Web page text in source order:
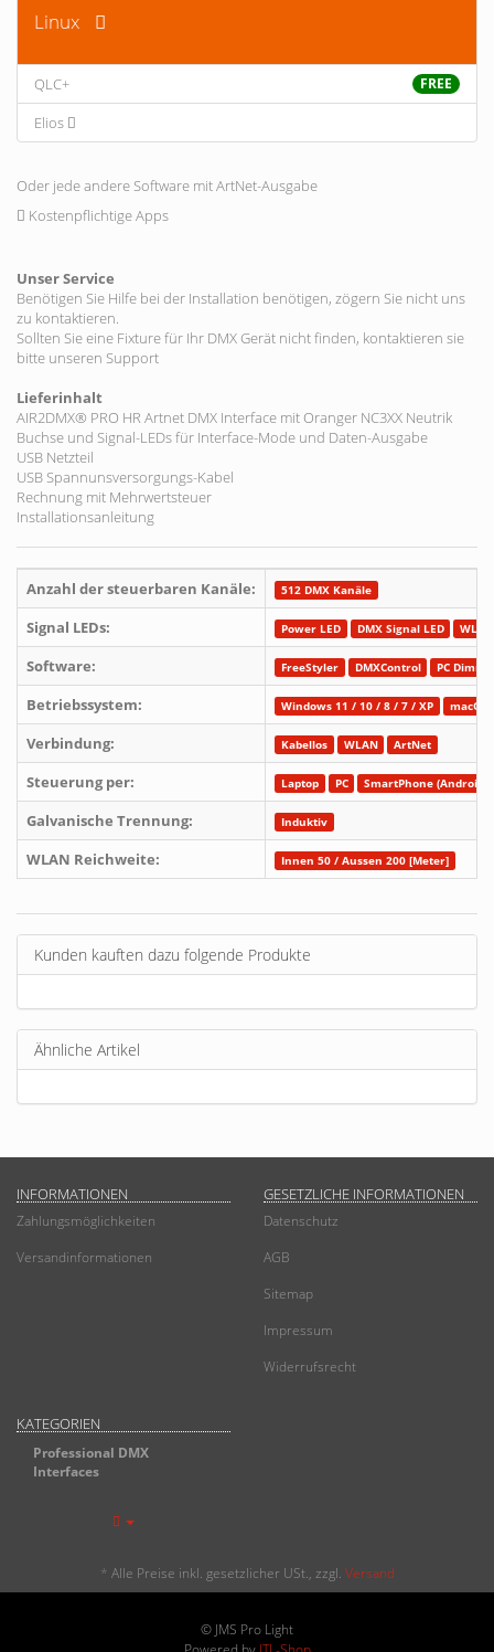
Linux
QLC+ FREE
Elios
Oder jede andere Software mit ArtNet-Ausgabe
Kostenpflichtige Apps
Unser Service
Benötigen Sie Hilfe bei der Installation benötigen, zögern Sie nicht uns
zu kontaktieren.
Sollten Sie eine Fixture für Ihr DMX Gerät nicht finden, kontaktieren sie
bitte unseren Support
Lieferinhalt
AIR2DMX® PRO HR Artnet DMX Interface mit Oranger NC3XX Neutrik
Buchse und Signal-LEDs für Interface-Mode und Daten-Ausgabe
USB Netzteil
USB Spannunsversorgungs-Kabel
Rechnung mit Mehrwertsteuer
Installationsanleitung
Anzahl der steuerbaren Kanäle: 512 DMX Kanäle
Signal LEDs: Power LED DMX Signal LED
Software: FreeStyler DMXControl PC
Betriebssystem: Windows 11 / 10 / 8 / 7 / XP macOS
Verbindung: Kabellos WLAN ArtNet
Steuerung per: Laptop PC SmartPhone (Android)
Galvanische Trennung: Induktiv
WLAN Reichweite: Innen 50 / Aussen 200 [Meter]
Kunden kauften dazu folgende Produkte
Ähnliche Artikel
INFORMATIONEN
Zahlungsmöglichkeiten
Versandinformationen
GESETZLICHE INFORMATIONEN
Datenschutz
AGB
Sitemap
Impressum
Widerrufsrecht
KATEGORIEN
Professional DMX
Interfaces
* Alle Preise inkl. gesetzlicher USt., zzgl. Versand
© JMS Pro Light